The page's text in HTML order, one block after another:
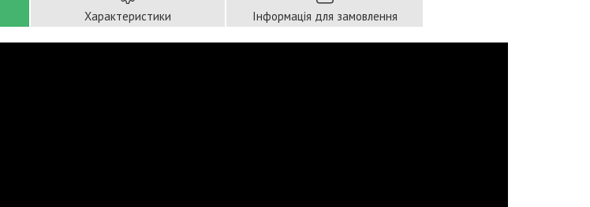
Характеристики Інформація для замовлення